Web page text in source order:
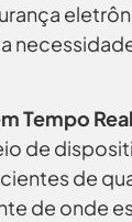
Tempo
de
de
de onde